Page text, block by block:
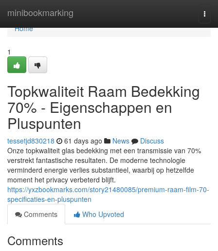
minibookmarking
Home
Home
1
Topkwaliteit Raam Bedekking
70% - Eigenschappen en
Pluspunten
tessetjd830218 61 days ago News
Discuss
Onze topkwaliteit glas bedekking met een transmissie van 70%
verstrekt fantastische resultaten. De moderne technologie
verminderd energie verlies substantieel, waarbij op hetzelfde
moment het privacy verbeterd blijft.
https://yxzbookmarks.com/story21480085/premium-raam-film-70-
specificaties-en-pluspunten
Comments
Who Upvoted
Comments